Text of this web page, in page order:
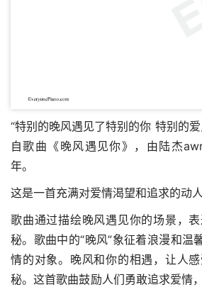
“特别的晚风遇见了特别的你 特别的
自歌曲《晚风遇见你》，由陆杰
年。
这是一首充满对爱情渴望和追求的动人
歌曲通过描绘晚风遇见你的场景，
秘。歌曲中的“晚风”象征着浪漫和温
情的对象。晚风和你的相遇，让人
秘。这首歌曲鼓励人们勇敢追求爱情